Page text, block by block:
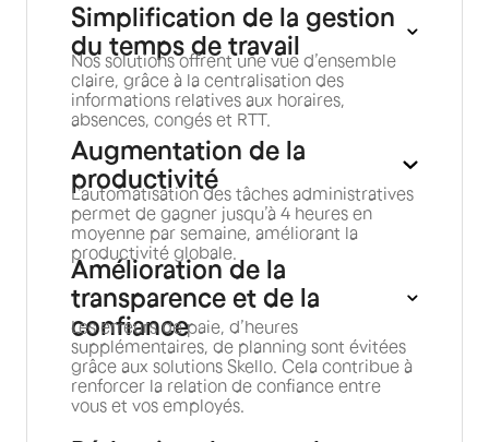
Simplification de la gestion
du temps de travail
Nos solutions offrent une vue d’ensemble
claire, grâce à la centralisation des
informations relatives aux horaires,
absences, congés et RTT.
Augmentation de la
productivité
L’automatisation des tâches administratives
permet de gagner jusqu’à 4 heures en
moyenne par semaine, améliorant la
productivité globale.
Amélioration de la
transparence et de la
confiance
Les erreurs de paie, d’heures
supplémentaires, de planning sont évitées
grâce aux solutions Skello. Cela contribue à
renforcer la relation de confiance entre
vous et vos employés.